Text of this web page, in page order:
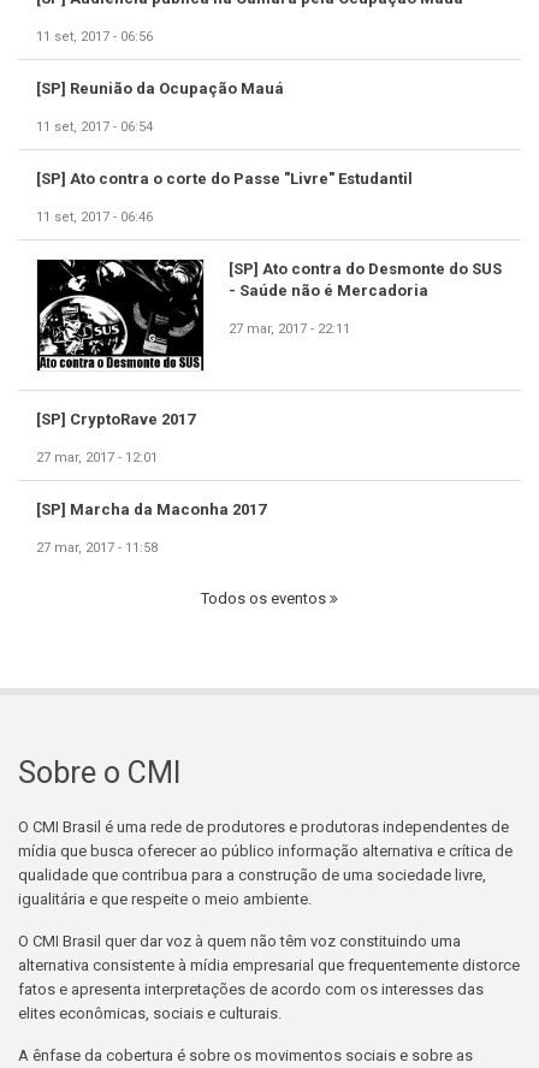
11 set, 2017 - 06:56
[SP] Reunião da Ocupação Mauá
11 set, 2017 - 06:54
[SP] Ato contra o corte do Passe "Livre" Estudantil
11 set, 2017 - 06:46
[SP] Ato contra do Desmonte do SUS
- Saúde não é Mercadoria
27 mar, 2017 - 22:11
[SP] CryptoRave 2017
27 mar, 2017 - 12:01
[SP] Marcha da Maconha 2017
27 mar, 2017 - 11:58
Todos os eventos
Sobre o CMI
O CMI Brasil é uma rede de produtores e produtoras independentes de
mídia que busca oferecer ao público informação alternativa e crítica de
qualidade que contribua para a construção de uma sociedade livre,
igualitária e que respeite o meio ambiente.
O CMI Brasil quer dar voz à quem não têm voz constituindo uma
alternativa consistente à mídia empresarial que frequentemente distorce
fatos e apresenta interpretações de acordo com os interesses das
elites econômicas, sociais e culturais.
A ênfase da cobertura é sobre os movimentos sociais e sobre as